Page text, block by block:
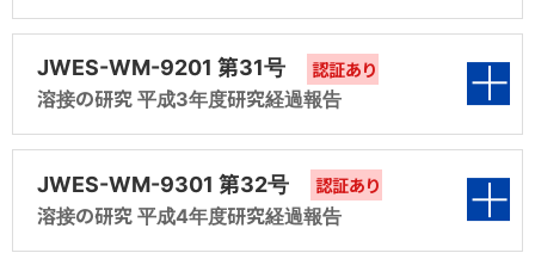
第8編 溶接材料関係規格の統一的関連の検討
（昭和56年度 規格化第9分科会報告）
性検討（昭和57年度 規格化第9分科会報告）
第6編 ニッケル及びニッケル合金被覆アーク溶
接棒（Z 3224）の改訂の検討（昭和58年度 共
研第6分科会報告）
第7編 すみ肉専用溶接材料の合理的評価方法
の検討（昭和58年度 共研第7分科会報告）
第5編 MAG（MIG）溶接の溶接欠陥に及ぼすシ
ールドガス組成等の影響に関する研究（昭和
59年度 共研第5分科会報告）
第6編 溶接用炭酸ガスWES原案の作成（昭和
59年度 共研第6分科会報告）
第5編 MAG（MTG）溶接の溶接欠陥（ブローホ
ール）に及ぼすシールドガス組成等の影響に関
する研究（共研第5分科会報告）
第6編 「溶接材料の選び方・使い方」（被覆アー
ク溶接棒及びガスシールドアーク溶接用材料
第4編 大容量包装ワイヤの現状把握と標準化の
検討（共研第4分科会報告）
第5編 MAG（MIG）溶接の溶接欠陥（ブローホ
ール）に及ぼすシールドガス組成等の影響に関
する研究（共研第5分科会報告）
統合（共研第2分科会報告）
第3編 低温用鋼ガスシールドアーク溶接ソリッ
ドワイヤの規格化の検討（共研第3分科会報
告）
第4編 MAG（MIG）溶接の溶接欠陥と防止策に
後の動向」調査（調査第1分科会報告）
第2編 マグ溶接のスパッタ発生量に関する研究
（共研第2分科会報告）
第3編 マグ溶接の薄鋼板溶接への適用性に関す
る研究（共研第3分科会報告）
（共研第1分科会報告）
第2編 マグ溶接のスパッタ発生量に関する研究
JWES-WM-9201 第31号 認証あり
溶接の研究 平成3年度研究経過報告
JWES-WM-9301 第32号 認証あり
溶接の研究 平成4年度研究経過報告